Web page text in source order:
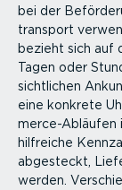
bei der
transport
bezieht sich auf
Tagen oder
sicht­lichen
eine konkrete
mer­ce-­Ab­läufen
hilfreiche
abgesteckt,
werden.